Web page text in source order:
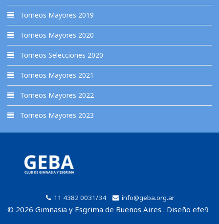
Torneos Mayores 2019
Torneos Mayores 2020
Torneos Selecciones 2020
Torneos Mayores 2021
Torneos Mayores 2022
Torneos Mayores 2023
11 4382 0031/34 info@geba.org.ar
© 2026 Gimnasia y Esgrima de Buenos Aires . Diseño efe9